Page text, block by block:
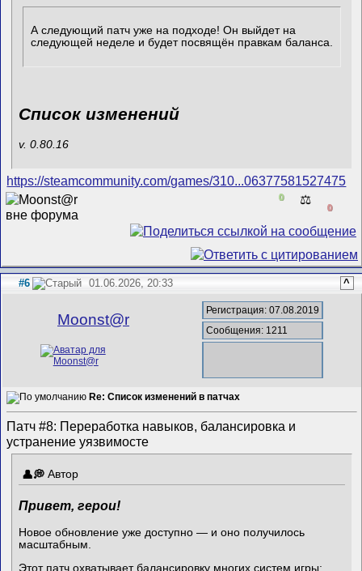
А следующий патч уже на подходе! Он выйдет на
следующей неделе и будет посвящён правкам баланса.
Список изменений
v. 0.80.16
https://steamcommunity.com/games/310...06377581527475
0 ⚖️
0
#6 01.06.2026, 20:33 ^
Mооnst@r
Регистрация: 07.08.2019
Сообщения: 1211
Re: Список изменений в патчах
Патч #8: Переработка навыков, балансировка и
устранение уязвимосте
Автор
Привет, герои!
Новое обновление уже доступно — и оно получилось
масштабным.
Этот патч охватывает балансировку многих систем игры: